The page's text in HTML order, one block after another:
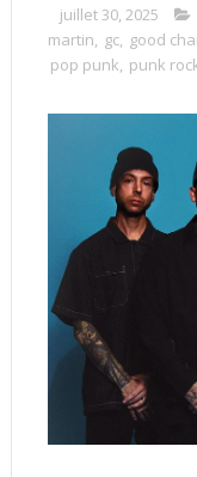
juillet 30, 2025
martin, gc, good
pop punk, punk